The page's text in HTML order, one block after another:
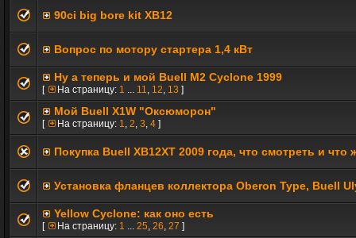
90ci big bore kit XB12
Вопрос по мотору стартера 1,4 кВт
Ну а теперь и мой Buell M2 Cyclone 1999
[ На страницу: 1 ... 11, 12, 13 ]
Мой Buell X1W "Оксюморон"
[ На страницу: 1, 2, 3, 4 ]
Покупка Buell XB12XT 2009 года, что смотреть и что
Установка фланцев коллектора Oberon Type, Buell
Yellow Cyclone: как оно есть
[ На страницу: 1 ... 25, 26, 27 ]